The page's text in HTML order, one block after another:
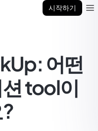
시작하기
어떤
tool이